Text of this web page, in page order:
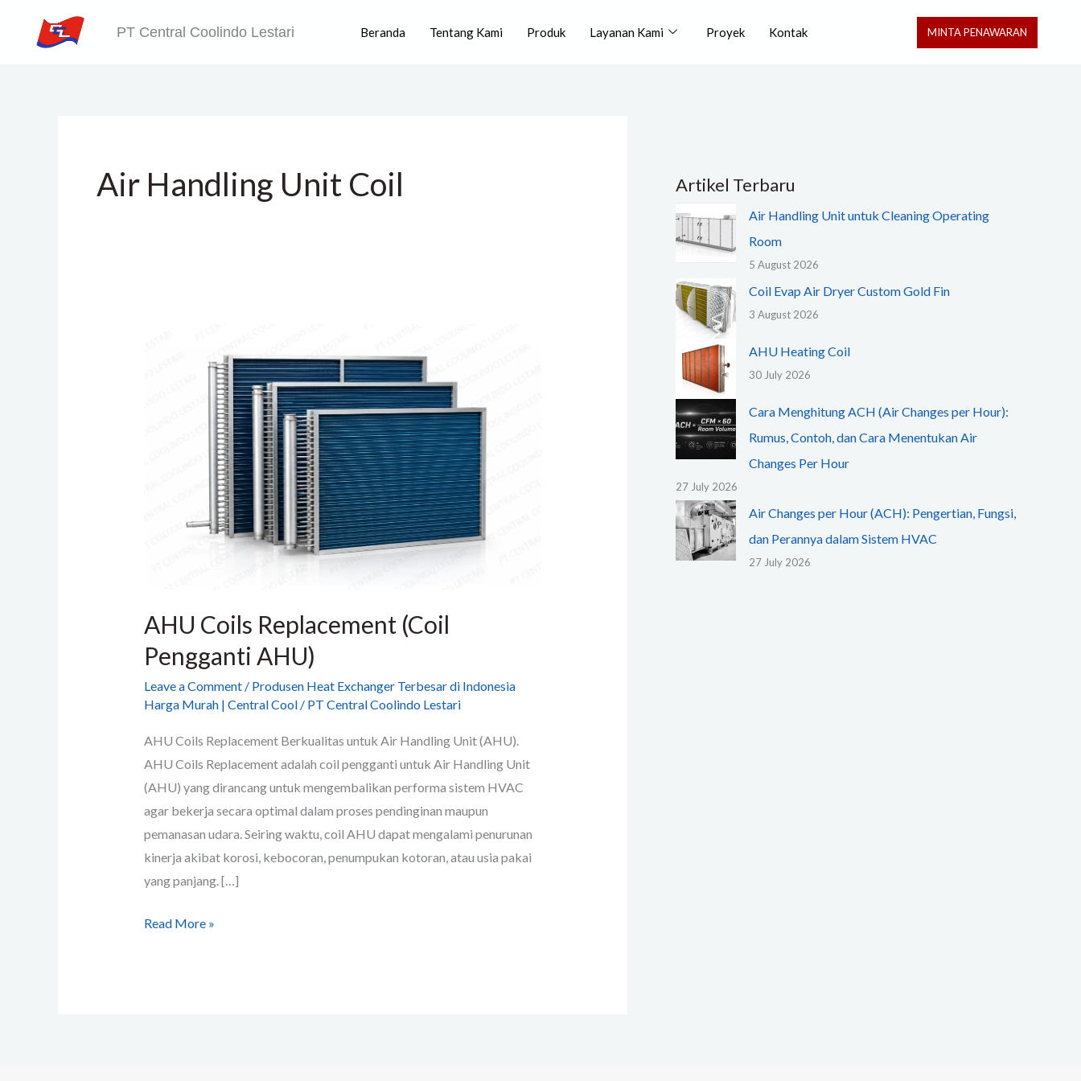
PT Central Coolindo Lestari Beranda Tentang Kami Produk Layanan Kami Proyek Kontak MINTA PENAWARAN
Air Handling Unit Coil
AHU Coils Replacement (Coil
Pengganti AHU)
Leave a Comment / Produsen Heat Exchanger Terbesar di Indonesia
Harga Murah | Central Cool/ PT Central Coolindo Lestari
AHU Coils Replacement Berkualitas untuk Air Handling Unit (AHU).
AHU Coils Replacement adalah coil pengganti untuk Air Handling Unit
(AHU) yang dirancang untuk mengembalikan performa sistem HVAC
agar bekerja secara optimal dalam proses pendinginan maupun
pemanasan udara. Seiring waktu, coil AHU dapat mengalami penurunan
kinerja akibat korosi, kebocoran, penumpukan kotoran, atau usia pakai
yang panjang. […]
Read More »
Artikel Terbaru
Air Handling Unit untuk Cleaning Operating
Room
5 August 2026
Coil Evap Air Dryer Custom Gold Fin
3 August 2026
AHU Heating Coil
30 July 2026
Cara Menghitung ACH (Air Changes per Hour):
Rumus, Contoh, dan Cara Menentukan Air
Changes Per Hour
27 July 2026
Air Changes per Hour (ACH): Pengertian, Fungsi,
dan Perannya dalam Sistem HVAC
27 July 2026